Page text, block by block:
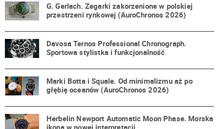
G. Gerlach. Zegarki zakorzenione w polskiej
przestrzeni rynkowej (AuroChronos 2026)
Davosa Ternos Professional Chronograph.
Sportowa stylistka i funkcjonalność
Marki Botta i Squale. Od minimalizmu aż po
głębię oceanów (AuroChronos 2026)
Herbelin Newport Automatic Moon Phase. Morska
ikona w nowej interpretacji